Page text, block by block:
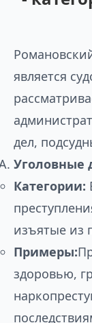
является
дел,
Уголовные
Категории:
изъятые из
Примеры:
здоровью,